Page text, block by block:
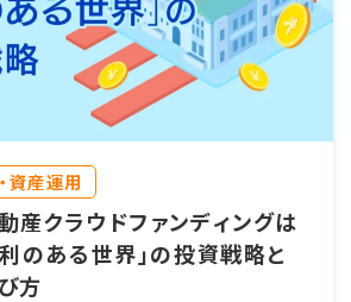
資産運用
産クラウドファンディングは
のある世界」の投資戦略と
方